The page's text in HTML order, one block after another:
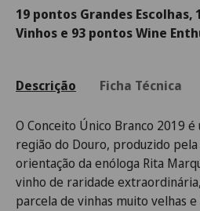
19 pontos Grandes Escolhas,
Vinhos e 93 pontos Wine
Descrição Ficha Técnica
O Conceito Único Branco 2019
região do Douro, produzido pela
orientação da enóloga Rita
vinho de raridade
parcela de vinhas muito velhas